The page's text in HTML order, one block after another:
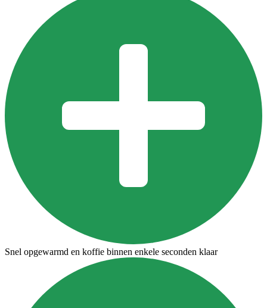
Snel opgewarmd en koffie binnen enkele seconden klaar